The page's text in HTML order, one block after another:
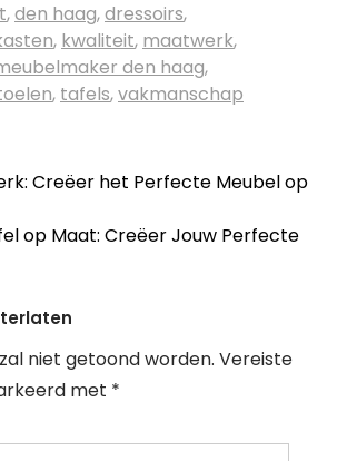
,den haag,dressoirs,
, kwaliteit, maatwerk,
den haag,
, tafels,vakmanschap
Creëer het Perfecte Meubel op
op Maat: Creëer Jouw Perfecte
niet getoond worden. Vereiste
met *